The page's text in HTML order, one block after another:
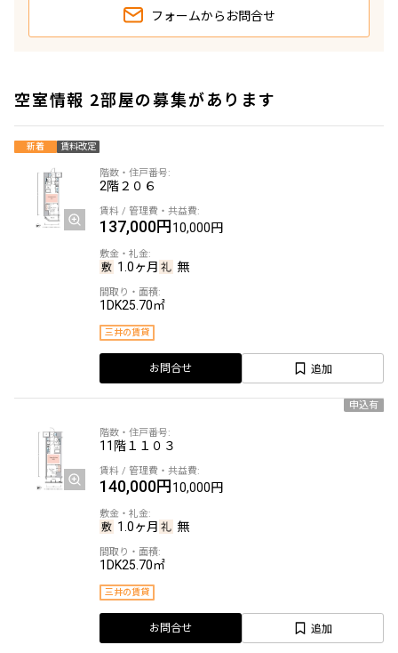
フォームから お問合せ
空室情報 2部屋の募集があります
新着 賃料改定
2階２０６
137,000円10,000円
1.0ヶ月 無
1DK25.70㎡
三井の賃貸
お問合せ 追加
申込有
11階 １１０３
140,000円10,000円
1.0ヶ月 無
1DK25.70㎡
三井の賃貸
お問合せ 追加